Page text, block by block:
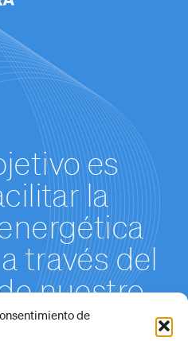
de
es
la
través del
nuestro